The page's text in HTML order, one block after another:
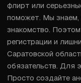
флирт или
поможет. Мы знаем,
знакомство.
регистрации и
Саратовской
обязательств. Для
Просто создайте